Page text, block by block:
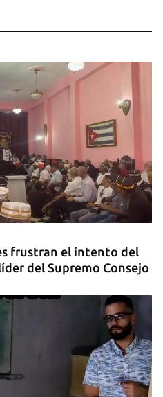
convocar a los
contra las
frustran el intento del
del Supremo Consejo